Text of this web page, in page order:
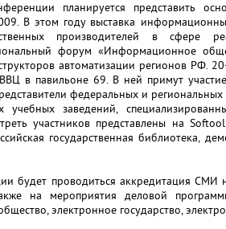
планируется представить
В этом году выставка
производителей в сфере
форум «Информационное
автоматизации регионов РФ.
в павильоне 69. В ней примут
федеральных и региональных
учебных заведений,
участников представлены на
государственная библиотека,
будет проводиться аккредитация
на мероприятия деловой
электронное государство,